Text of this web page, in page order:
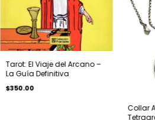
Tarot: El Viaje del Arcano –
La Guía Definitiva
$350.00
Collar